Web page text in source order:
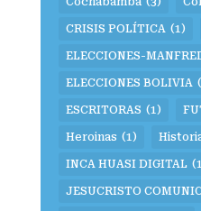
CRISIS POLÍTICA (1)
ELECCIONES-
ELECCIONES BOLIVIA
ESCRITORAS (1)
Heroinas (1)
INCA HUASI DIGITAL
JESUCRISTO